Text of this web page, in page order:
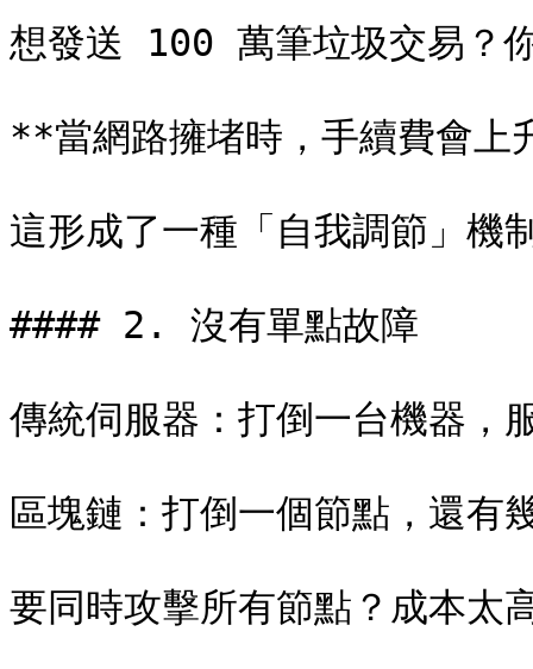
想發送 100 萬筆垃圾交易？
**當網路擁堵時，手續費會上
這形成了一種「自我調節」機
#### 2. 沒有單點故障
傳統伺服器：打倒一台機器，
區塊鏈：打倒一個節點，還有
要同時攻擊所有節點？成本太